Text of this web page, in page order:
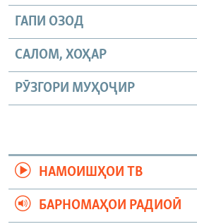
ГАПИ ОЗОД
САЛОМ, ХОҲАР
РӮЗГОРИ МУҲОҶИР
НАМОИШҲОИ ТВ
БАРНОМАҲОИ РАДИОӢ